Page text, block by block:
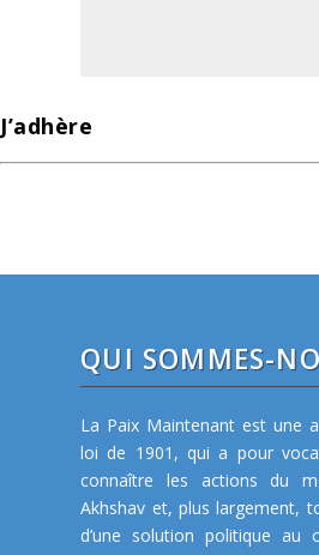
J’adhère
QUI SOMMES-
La Paix Maintenant est une
loi de 1901, qui a pour
connaître les actions du
Akhshav et, plus largement,
d’une solution politique au